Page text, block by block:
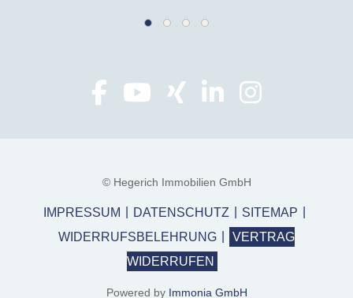
© Hegerich Immobilien GmbH
IMPRESSUM DATENSCHUTZ
SITEMAP
WIDERRUFSBELEHRUNG
VERTRAG
WIDERRUFEN
Powered by Immonia GmbH